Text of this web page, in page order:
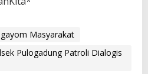
Masyarakat
Pulogadung Patroli Dialogis